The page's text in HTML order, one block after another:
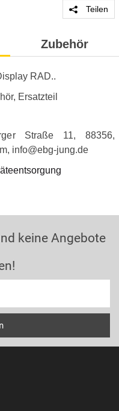
Teilen
Zubehör
RAD..
Ersatzteil
Straße 11, 88356,
info@ebg-jung.de
keine Angebote